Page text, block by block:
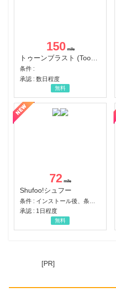
150
トゥーンブラスト (Toon Blast)
条件 :
承認 : 数日程度
無料
72
Shufoo!シュフー
承認 : 1日程度
無料
[PR]